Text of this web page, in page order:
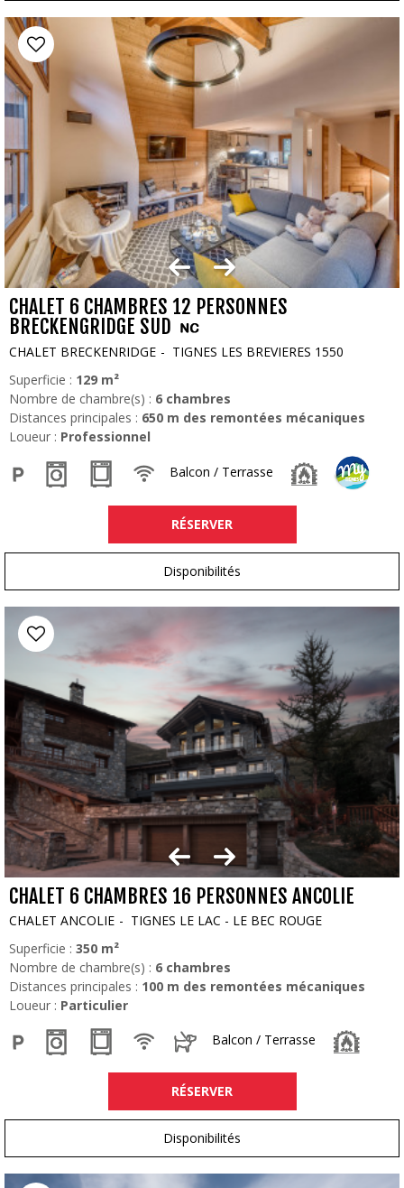
CHALET 6 CHAMBRES 12 PERSONNES
BRECKENGRIDGE SUD
CHALET BRECKENRIDGE
TIGNES LES BREVIERES 1550
Superficie : 129 m²
Nombre de chambre(s) : 6 chambres
Distances principales : 650 m des remontées mécaniques
Loueur : Professionnel
Balcon / Terrasse
RÉSERVER
Disponibilités
CHALET 6 CHAMBRES 16 PERSONNES ANCOLIE
CHALET ANCOLIE
TIGNES LE LAC - LE BEC ROUGE
Superficie : 350 m²
Nombre de chambre(s) : 6 chambres
Distances principales : 100 m des remontées mécaniques
Loueur : Particulier
Balcon / Terrasse
RÉSERVER
Disponibilités